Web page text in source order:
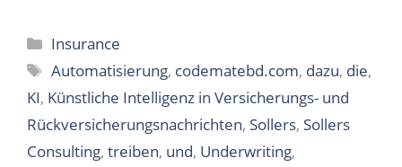
Categories
Insurance
Tags
Automatisierung, codematebd.com, dazu, die,
KI, Künstliche Intelligenz in Versicherungs- und
Rückversicherungsnachrichten, Sollers, Sollers
Consulting, treiben, und, Underwriting,